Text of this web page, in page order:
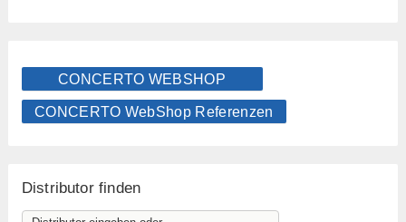
CONCERTO WEBSHOP
CONCERTO WebShop Referenzen
Distributor finden